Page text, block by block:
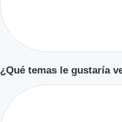
¿Qué temas le gustaría